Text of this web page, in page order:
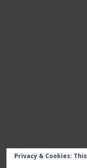
Privacy & Cookies: